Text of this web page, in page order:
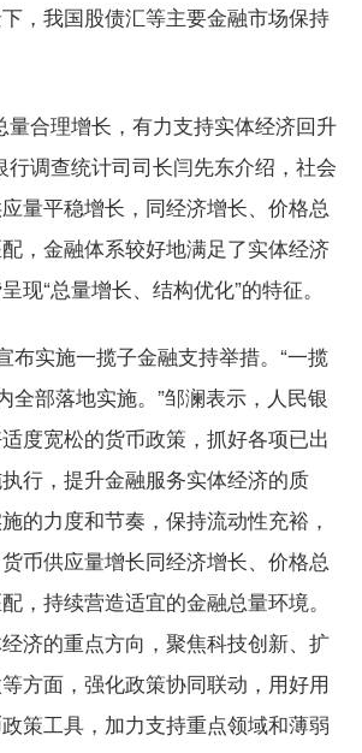
，我国股债汇等主要金融市场保持
合理增长，有力支持实体经济回升
行调查统计司司长闫先东介绍，社会
量平稳增长，同经济增长、价格总
，金融体系较好地满足了实体经济
现“总量增长、结构优化”的特征。
实施一揽子金融支持举措。“一揽
全部落地实施。”邹澜表示，人民银
度宽松的货币政策，抓好各项已出
行，提升金融服务实体经济的质
的力度和节奏，保持流动性充裕，
币供应量增长同经济增长、价格总
，持续营造适宜的金融总量环境。
济的重点方向，聚焦科技创新、扩
方面，强化政策协同联动，用好用
策工具，加力支持重点领域和薄弱